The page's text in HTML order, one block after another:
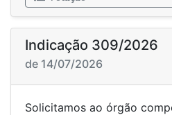
Indicação 309/2026
de 14/07/2026
Solicitamos ao órgão